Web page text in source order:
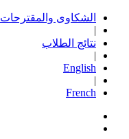
الشكاوى والمقترحات
|
نتائج الطلاب
|
English
|
French